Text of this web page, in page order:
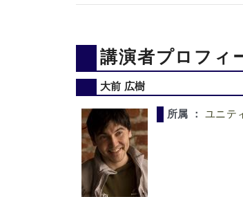
講演者プロフィ
大前 広樹
所属 ： ユニテ